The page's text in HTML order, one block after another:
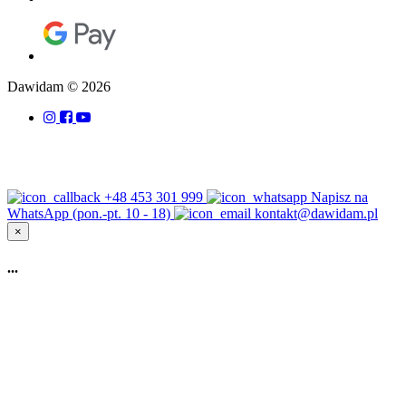
Dawidam © 2026
+48 453 301 999
Napisz na
WhatsApp (pon.-pt. 10 - 18)
kontakt@dawidam.pl
×
...